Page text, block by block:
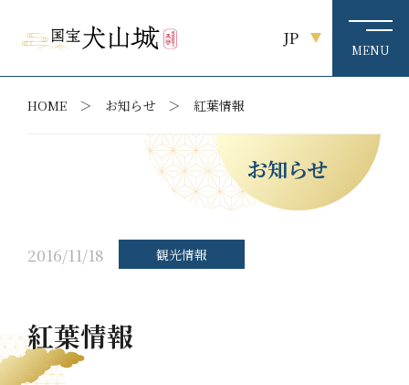
JP
HOME お知らせ 紅葉情報
お知らせ
2016/11/18 観光情報
紅葉情報